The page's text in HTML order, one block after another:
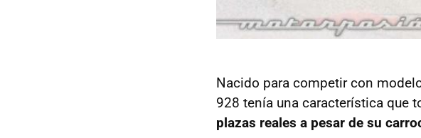
Nacido para competir con
928 tenía una característica que
plazas reales a pesar de su